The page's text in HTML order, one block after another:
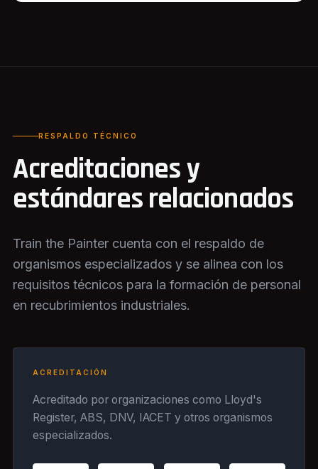
RESPALDO TÉCNICO
Acreditaciones y
estándares relacionados
Train the Painter cuenta con el respaldo de
organismos especializados y se alinea con los
requisitos técnicos para la formación de personal
en recubrimientos industriales.
ACREDITACIÓN
Acreditado por organizaciones como Lloyd's
Register, ABS, DNV, IACET y otros organismos
especializados.